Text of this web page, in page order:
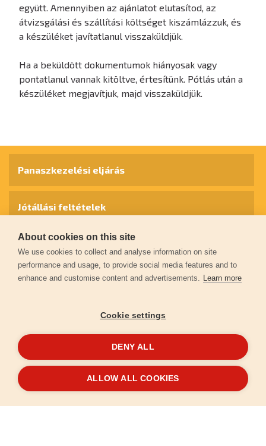
együtt. Amennyiben az ajánlatot elutasítod, az
átvizsgálási és szállítási költséget kiszámlázzuk, és
a készüléket javítatlanul visszaküldjük.
Ha a beküldött dokumentumok hiányosak vagy
pontatlanul vannak kitöltve, értesítünk. Pótlás után a
készüléket megjavítjuk, majd visszaküldjük.
© 2026extol.hu- Minden jog fenntartva
Panaszkezelési eljárás
Jótállási feltételek
Személyes adatok védelme
Kapcsolat
Garancia regisztráció
LétrehoztaFEO
About cookies on this site
We use cookies to collect and analyse information on site
performance and usage, to provide social media features and to
enhance and customise content and advertisements. Learn more
Cookie settings
DENY ALL
ALLOW ALL COOKIES